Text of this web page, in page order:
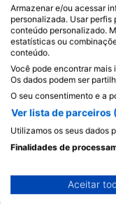
Armazenar e/ou acessar
personalizada. Usar
conteúdo personalizado.
estatísticas ou
conteúdo.
Você pode encontrar
Os dados podem ser
O seu consentimento e a
Ver lista de parceiros
Utilizamos os seus dados
Finalidades de
Usar dados
Aceitar